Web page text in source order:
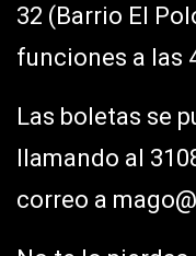
32 (Barrio El
funciones a las
Las boletas se
llamando al
correo a